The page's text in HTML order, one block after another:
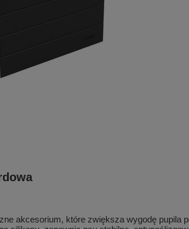
akcesorium, które zwiększa wygodę pupila